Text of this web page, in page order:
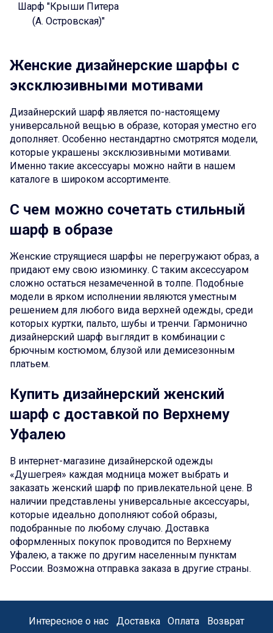
Шарф "Крыши Питера
(А. Островская)"
Женские дизайнерские шарфы с
эксклюзивными мотивами
Дизайнерский шарф является по-настоящему
универсальной вещью в образе, которая уместно его
дополняет. Особенно нестандартно смотрятся модели,
которые украшены эксклюзивными мотивами.
Именно такие аксессуары можно найти в нашем
каталоге в широком ассортименте.
С чем можно сочетать стильный
шарф в образе
Женские струящиеся шарфы не перегружают образ, а
придают ему свою изюминку. С таким аксессуаром
сложно остаться незамеченной в толпе. Подобные
модели в ярком исполнении являются уместным
решением для любого вида верхней одежды, среди
которых куртки, пальто, шубы и тренчи. Гармонично
дизайнерский шарф выглядит в комбинации с
брючным костюмом, блузой или демисезонным
платьем.
Купить дизайнерский женский
шарф с доставкой по Верхнему
Уфалею
В интернет-магазине дизайнерской одежды
«Душегрея» каждая модница может выбрать и
заказать женский шарф по привлекательной цене. В
наличии представлены универсальные аксессуары,
которые идеально дополняют собой образы,
подобранные по любому случаю. Доставка
оформленных покупок проводится по Верхнему
Уфалею, а также по другим населенным пунктам
России. Возможна отправка заказа в другие страны.
Интересное о нас Доставка Оплата Возврат